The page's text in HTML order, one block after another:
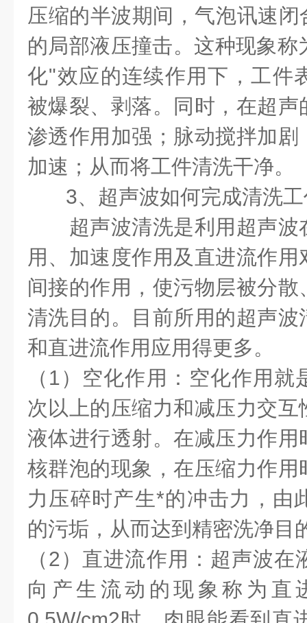
压缩的半波期间，气泡讯速
的局部液压撞击。这种现象称
化"效应的连续作用下，工件
被爆裂、剥落。同时，在超
渗透作用加强；脉动搅拌加
加速；从而将工件清洗干净。
3、超声波如何完成清洗
超声波清洗是利用超声波
用、加速度作用及直进流作
间接的作用，使污物层被分
清洗目的。目前所用的超声
和直进流作用应用得更多。
（1）空化作用：空化作用
次以上的压缩力和减压力交
液体进行透射。在减压力作
核群泡的现象，在压缩力作
力压碎时产生*的冲击力，由
的污垢，从而达到精密洗净目
（2）直进流作用：超声波
向产生流动的现象称为直